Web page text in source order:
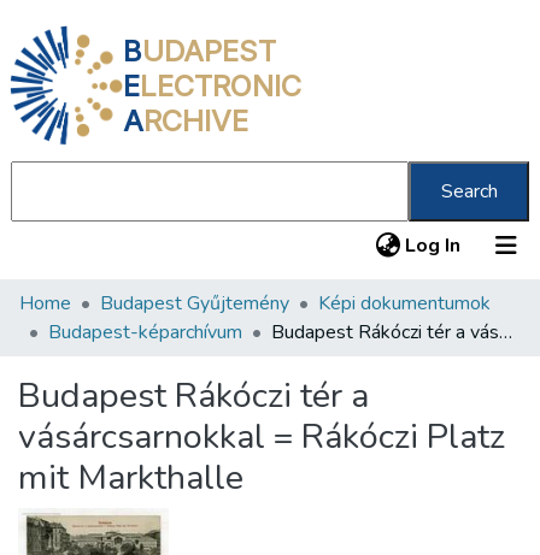
BUDAPEST
ELECTRONIC
ARCHIVE
Search
Log In (current)
Communities & Collections
Statistics
About us
Home Budapest Gyűjtemény
Képi dokumentumok
Budapest-képarchívum
Budapest Rákóczi tér a vásárcsarnokkal = Rákóczi Platz mit Markthalle
Budapest Rákóczi tér a
vásárcsarnokkal = Rákóczi Platz
mit Markthalle